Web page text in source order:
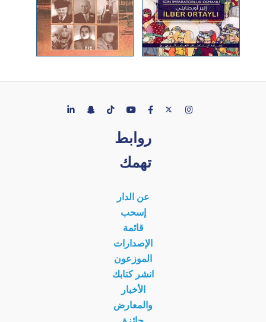
روابط
تهمك
عن الدار
إسحب
قائمة
الإصدارات
الموزعون
انشر كتابك
الأخبار
والمعارض